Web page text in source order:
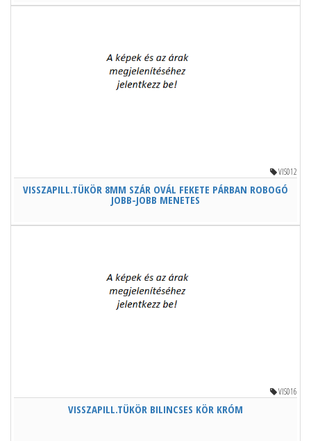
VIS012
VISSZAPILL.TÜKÖR 8MM SZÁR OVÁL FEKETE PÁRBAN ROBOGÓ
JOBB-JOBB MENETES
VIS016
VISSZAPILL.TÜKÖR BILINCSES KÖR KRÓM